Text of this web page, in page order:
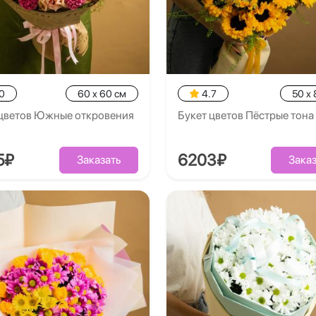
60 x 60 см
Южные откровения
Заказать
4.7 50 x
Букет цветов Пёстрые тона
6203₽